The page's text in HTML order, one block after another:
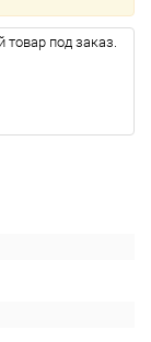
под заказ.